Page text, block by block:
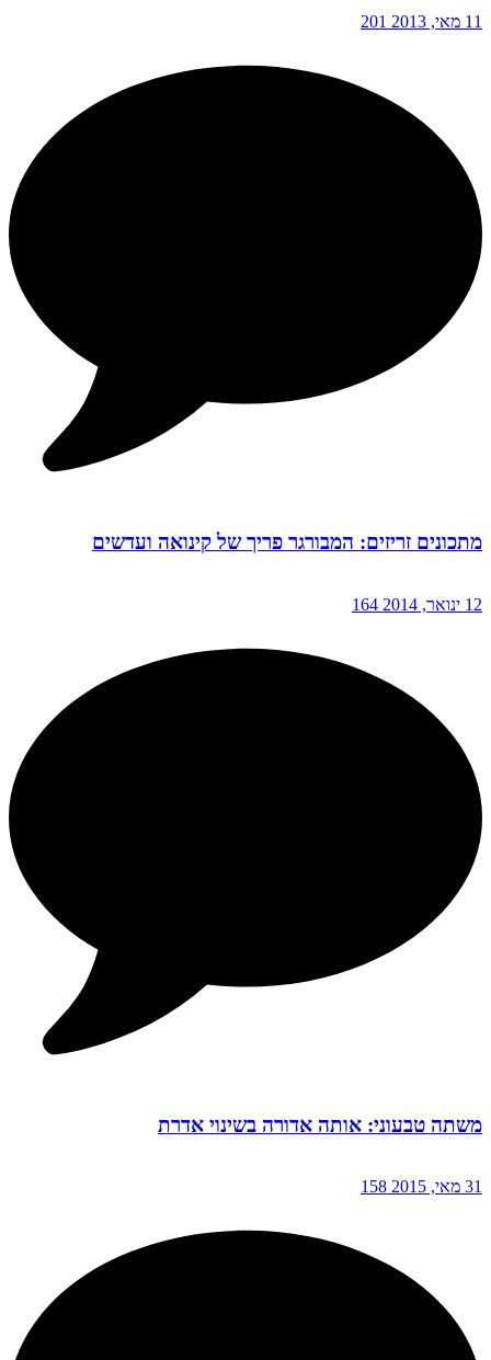
11 מאי, 2013 201
מתכונים זריזים: המבורגר פריך של קינואה ועדשים
12 ינואר, 2014 164
משתה טבעוני: אותה אדורה בשינוי אדרת
31 מאי, 2015 158